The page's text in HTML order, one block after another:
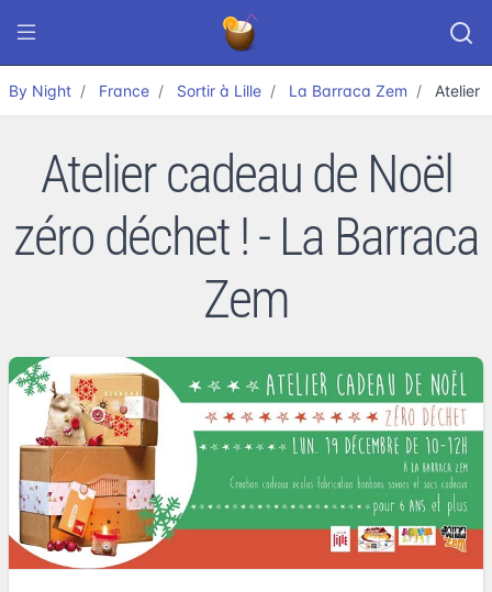
By Night France Sortir à Lille La Barraca Zem Atelier
Atelier cadeau de Noël
zéro déchet ! - La Barraca
Zem